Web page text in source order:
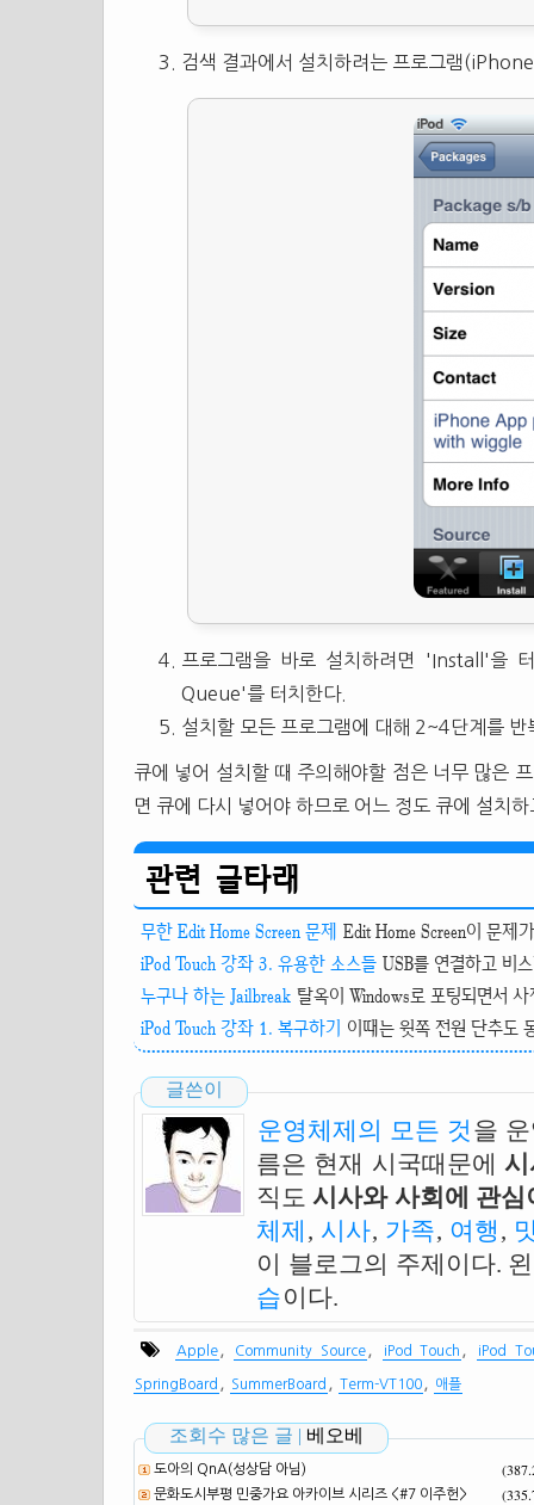
검색 결과에서 설치하려는 프로그램
프로그램을 바로 설치하려면 'Install'을
Queue'를 터치한다.
설치할 모든 프로그램에 대해 2~4단계를
큐에 넣어 설치할 때 주의해야할 점은 너무 많은
면 큐에 다시 넣어야 하므로 어느 정도 큐에 설치
관련 글타래
무한 Edit Home Screen 문제 Edit Home Screen이 문제
iPod Touch 강좌 3. 유용한 소스들 USB를 연결하고 비
누구나 하는 Jailbreak 탈옥이 Windows로 포팅되면서
iPod Touch 강좌 1. 복구하기 이때는 윗쪽 전원 단추도
글쓴이
운영체제의 모든 것 을
름은 현재 시국때문에
직도 시사와 사회에 관
체제 , 시사, 가족, 여행 ,
이 블로그의 주제이다.
습이다.
Apple Community Source iPod Touch iPod
SpringBoard SummerBoard Term-VT100 애플
조회수 많은 글 | 베오베
도아의 QnA(성상담 아님)
문화도시부평 민중가요 아카이브 시리즈 <#7 이주헌>